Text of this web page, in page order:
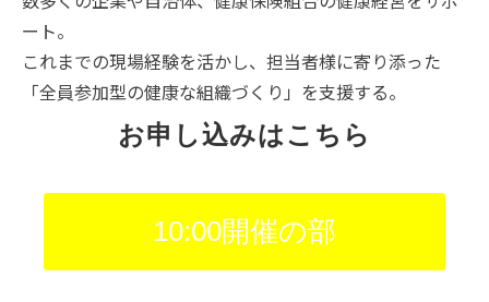
ート。
これまでの現場経験を活かし、担当者様に寄り添った
「全員参加型の健康な組織づくり」を支援する。
お申し込みはこちら
10:00開催の部